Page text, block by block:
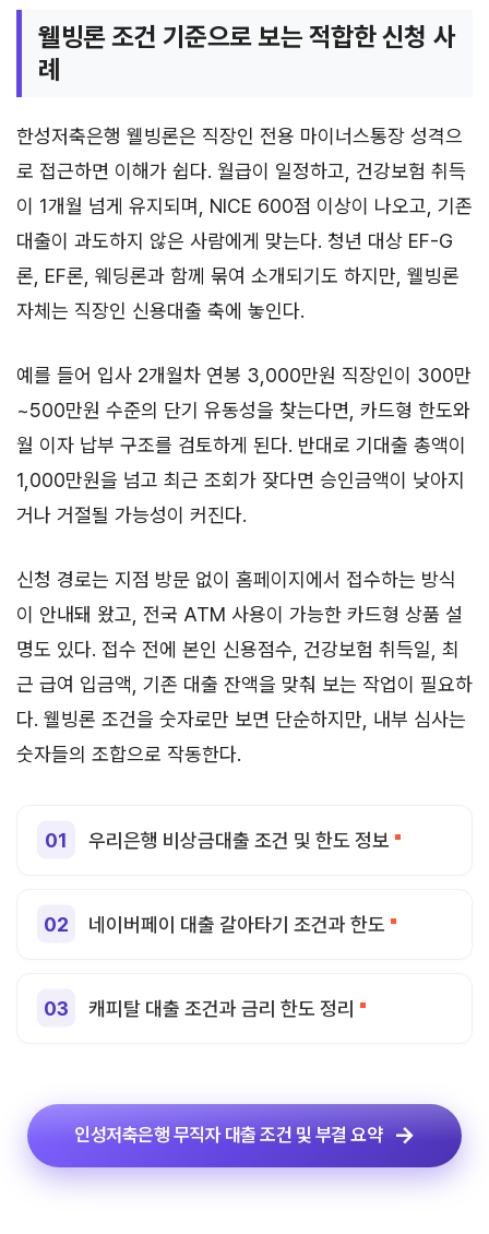
웰빙론 조건 기준으로 보는 적합한 신청 사
례
한성저축은행 웰빙론은 직장인 전용 마이너스통장 성격으
로 접근하면 이해가 쉽다. 월급이 일정하고, 건강보험 취득
이 1개월 넘게 유지되며, NICE 600점 이상이 나오고, 기존
대출이 과도하지 않은 사람에게 맞는다. 청년 대상 EF-G
론, EF론, 웨딩론과 함께 묶여 소개되기도 하지만, 웰빙론
자체는 직장인 신용대출 축에 놓인다.
예를 들어 입사 2개월차 연봉 3,000만원 직장인이 300만
~500만원 수준의 단기 유동성을 찾는다면, 카드형 한도와
월 이자 납부 구조를 검토하게 된다. 반대로 기대출 총액이
1,000만원을 넘고 최근 조회가 잦다면 승인금액이 낮아지
거나 거절될 가능성이 커진다.
신청 경로는 지점 방문 없이 홈페이지에서 접수하는 방식
이 안내돼 왔고, 전국 ATM 사용이 가능한 카드형 상품 설
명도 있다. 접수 전에 본인 신용점수, 건강보험 취득일, 최
근 급여 입금액, 기존 대출 잔액을 맞춰 보는 작업이 필요하
다. 웰빙론 조건을 숫자로만 보면 단순하지만, 내부 심사는
숫자들의 조합으로 작동한다.
우리은행 비상금대출 조건 및 한도 정보
네이버페이 대출 갈아타기 조건과 한도
캐피탈 대출 조건과 금리 한도 정리
인성저축은행 무직자 대출 조건 및 부결 요약